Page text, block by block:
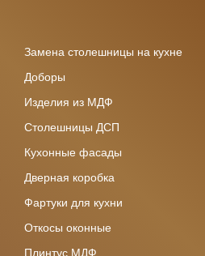
Замена столешницы на кухне
Доборы
Изделия из МДФ
Столешницы ДСП
Кухонные фасады
Дверная коробка
Фартуки для кухни
Откосы оконные
Плинтус МДФ